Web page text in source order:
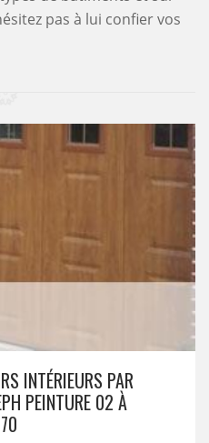
pas à lui confier vos
INTÉRIEURS PAR
PEINTURE 02 À